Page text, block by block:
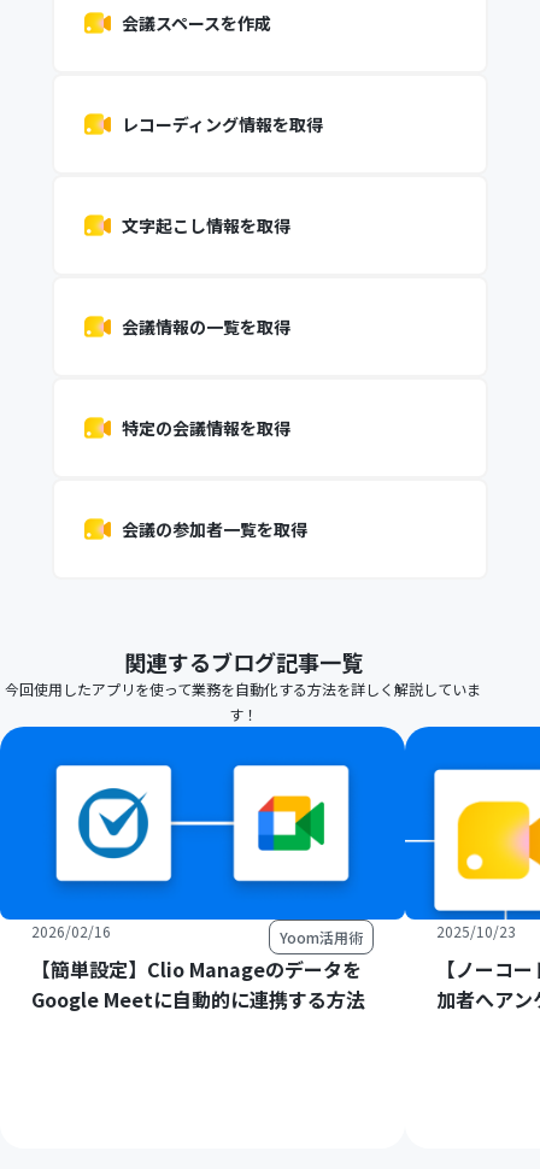
会議スペースを作成
レコーディング情報を取得
文字起こし情報を取得
会議情報の一覧を取得
特定の会議情報を取得
会議の参加者一覧を取得
関連するブログ記事一覧
今回使用したアプリを使って業務を自動化する方法を詳しく解説していま
す！
2026/02/16 Yoom活用術
【簡単設定】Clio Manageのデータを
Google Meetに自動的に連携する方法
2025/10/23
【ノーコ
加者へア